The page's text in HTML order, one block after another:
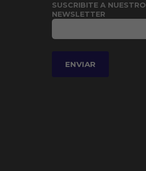
SUSCRIBITE A NUESTRO
NEWSLETTER